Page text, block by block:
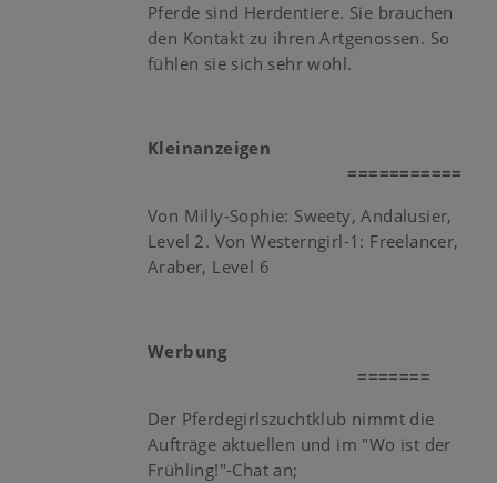
​Pferde sind Herdentiere. Sie brauchen
den Kontakt zu ihren Artgenossen. So
fühlen sie sich sehr wohl.
Kleinanzeigen
===========
Von Milly-Sophie: Sweety, Andalusier,
Level 2. Von Westerngirl-1: Freelancer,
Araber, Level 6
Werbung
=======
Der Pferdegirlszuchtklub nimmt die
Aufträge aktuellen und im "Wo ist der
Frühling!"-Chat an;